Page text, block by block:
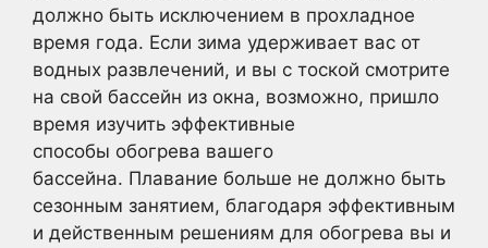
должно быть исключением в прохладное
время года. Если зима удерживает вас от
водных развлечений, и вы с тоской смотрите
на свой бассейн из окна, возможно, пришло
время изучить эффективные
способы обогрева вашего
бассейна. Плавание больше не должно быть
сезонным занятием, благодаря эффективным
и действенным решениям для обогрева вы и